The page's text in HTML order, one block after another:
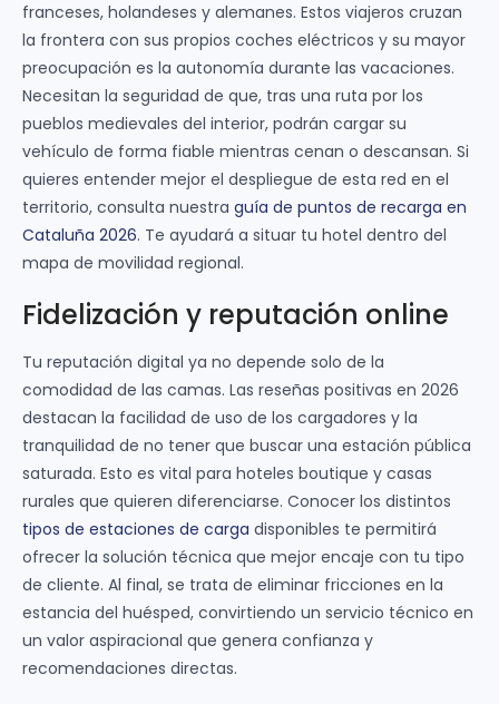
franceses, holandeses y alemanes. Estos viajeros cruzan
la frontera con sus propios coches eléctricos y su mayor
preocupación es la autonomía durante las vacaciones.
Necesitan la seguridad de que, tras una ruta por los
pueblos medievales del interior, podrán cargar su
vehículo de forma fiable mientras cenan o descansan. Si
quieres entender mejor el despliegue de esta red en el
territorio, consulta nuestra guía de puntos de recarga en
Cataluña 2026. Te ayudará a situar tu hotel dentro del
mapa de movilidad regional.
Fidelización y reputación online
Tu reputación digital ya no depende solo de la
comodidad de las camas. Las reseñas positivas en 2026
destacan la facilidad de uso de los cargadores y la
tranquilidad de no tener que buscar una estación pública
saturada. Esto es vital para hoteles boutique y casas
rurales que quieren diferenciarse. Conocer los distintos
tipos de estaciones de carga disponibles te permitirá
ofrecer la solución técnica que mejor encaje con tu tipo
de cliente. Al final, se trata de eliminar fricciones en la
estancia del huésped, convirtiendo un servicio técnico en
un valor aspiracional que genera confianza y
recomendaciones directas.